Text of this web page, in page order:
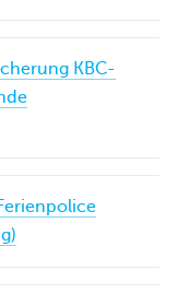
KBC-